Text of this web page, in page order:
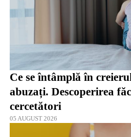
Ce se întâmplă în
abuzați. Descoperirea
cercetători
05 AUGUST 2026